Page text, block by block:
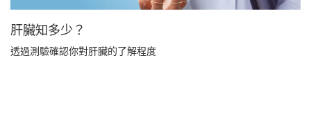
肝臟知多少？
透過測驗確認你對肝臟的了解程度